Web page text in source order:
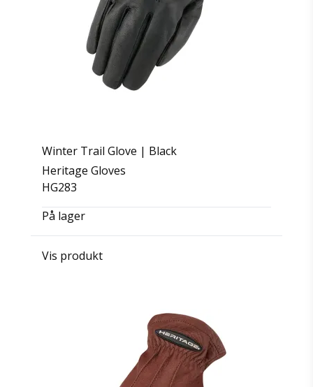
Winter Trail Glove | Black
Heritage Gloves
HG283
På lager
Vis produkt